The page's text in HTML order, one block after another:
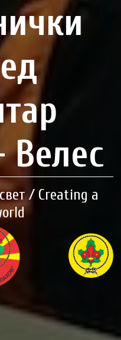
Велес
/ Creating a